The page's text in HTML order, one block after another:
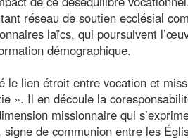
réseau de soutien ecclésial
laïcs, qui poursuivent
démographique.
le lien étroit entre vocation et
». Il en découle la
missionnaire qui
de communion entre les